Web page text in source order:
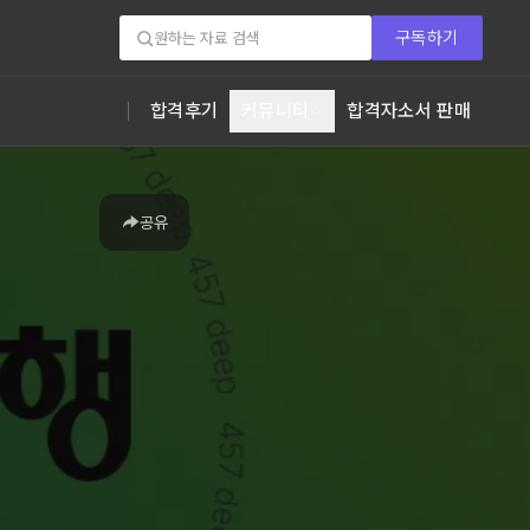
구독하기
합격후기 합격자소서 판매
공유